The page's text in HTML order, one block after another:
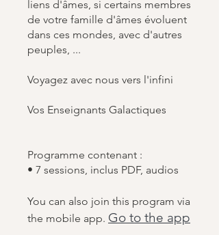
liens d'âmes, si certains membres
de votre famille d'âmes évoluent
dans ces mondes, avec d'autres
peuples, ...
Voyagez avec nous vers l'infini
Vos Enseignants Galactiques
Programme contenant :
You can also join this program via
the mobile app. Go to the app